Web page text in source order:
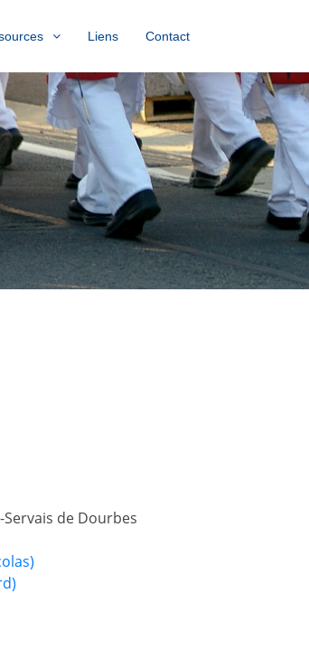
Liens Contact
de Dourbes